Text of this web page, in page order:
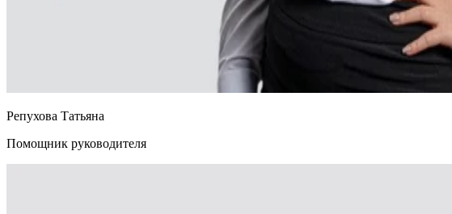
Репухова Татьяна
Помощник руководителя